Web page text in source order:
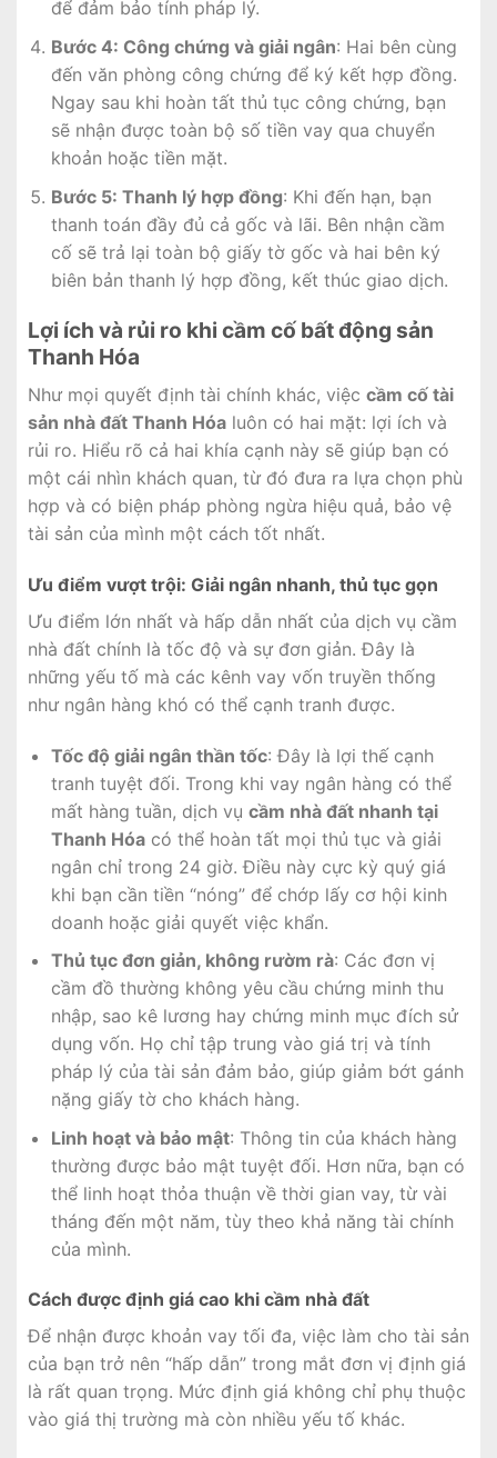
để đảm bảo tính pháp lý.
Bước 4: Công chứng và giải ngân: Hai bên cùng
đến văn phòng công chứng để ký kết hợp đồng.
Ngay sau khi hoàn tất thủ tục công chứng, bạn
sẽ nhận được toàn bộ số tiền vay qua chuyển
khoản hoặc tiền mặt.
Bước 5: Thanh lý hợp đồng: Khi đến hạn, bạn
thanh toán đầy đủ cả gốc và lãi. Bên nhận cầm
cố sẽ trả lại toàn bộ giấy tờ gốc và hai bên ký
biên bản thanh lý hợp đồng, kết thúc giao dịch.
Lợi ích và rủi ro khi cầm cố bất động sản
Thanh Hóa
Như mọi quyết định tài chính khác, việc cầm cố tài
sản nhà đất Thanh Hóa luôn có hai mặt: lợi ích và
rủi ro. Hiểu rõ cả hai khía cạnh này sẽ giúp bạn có
một cái nhìn khách quan, từ đó đưa ra lựa chọn phù
hợp và có biện pháp phòng ngừa hiệu quả, bảo vệ
tài sản của mình một cách tốt nhất.
Ưu điểm vượt trội: Giải ngân nhanh, thủ tục gọn
Ưu điểm lớn nhất và hấp dẫn nhất của dịch vụ cầm
nhà đất chính là tốc độ và sự đơn giản. Đây là
những yếu tố mà các kênh vay vốn truyền thống
như ngân hàng khó có thể cạnh tranh được.
Tốc độ giải ngân thần tốc: Đây là lợi thế cạnh
tranh tuyệt đối. Trong khi vay ngân hàng có thể
mất hàng tuần, dịch vụ cầm nhà đất nhanh tại
Thanh Hóacó thể hoàn tất mọi thủ tục và giải
ngân chỉ trong 24 giờ. Điều này cực kỳ quý giá
khi bạn cần tiền “nóng” để chớp lấy cơ hội kinh
doanh hoặc giải quyết việc khẩn.
Thủ tục đơn giản, không rườm rà: Các đơn vị
cầm đồ thường không yêu cầu chứng minh thu
nhập, sao kê lương hay chứng minh mục đích sử
dụng vốn. Họ chỉ tập trung vào giá trị và tính
pháp lý của tài sản đảm bảo, giúp giảm bớt gánh
nặng giấy tờ cho khách hàng.
Linh hoạt và bảo mật: Thông tin của khách hàng
thường được bảo mật tuyệt đối. Hơn nữa, bạn có
thể linh hoạt thỏa thuận về thời gian vay, từ vài
tháng đến một năm, tùy theo khả năng tài chính
của mình.
Cách được định giá cao khi cầm nhà đất
Để nhận được khoản vay tối đa, việc làm cho tài sản
của bạn trở nên “hấp dẫn” trong mắt đơn vị định giá
là rất quan trọng. Mức định giá không chỉ phụ thuộc
vào giá thị trường mà còn nhiều yếu tố khác.